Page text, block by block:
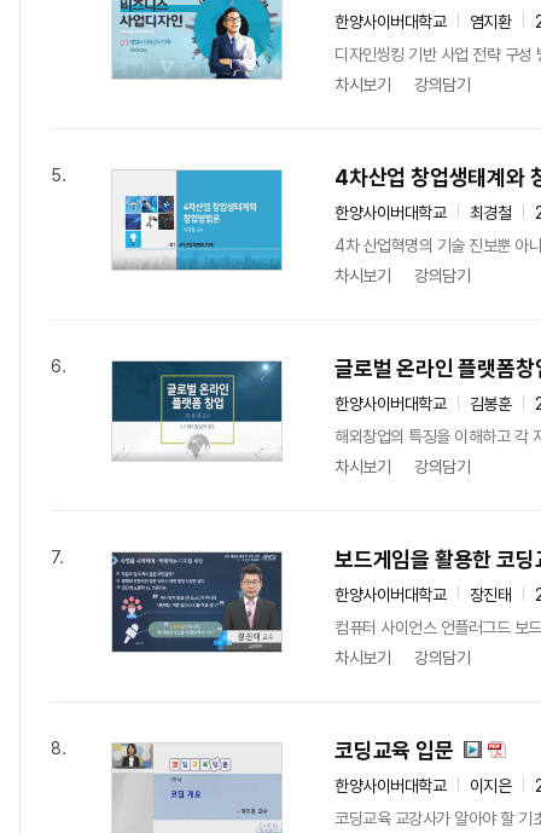
한양사이버대학교 염지환
디자인씽킹 기반 사업 전략 구성
차시보기
강의담기
5. 4차산업 창업생태계와
한양사이버대학교 최경철
4차 산업혁명의 기술 진보뿐 아
차시보기
강의담기
6. 글로벌 온라인 플랫폼창
한양사이버대학교 김봉훈
해외창업의 특징을 이해하고 각
차시보기
강의담기
7. 보드게임을 활용한 코딩
한양사이버대학교 장진태
컴퓨터 사이언스 언플러그드 보
차시보기
강의담기
8. 코딩교육 입문
한양사이버대학교 이지은
코딩교육 교강사가 알아야 할 기